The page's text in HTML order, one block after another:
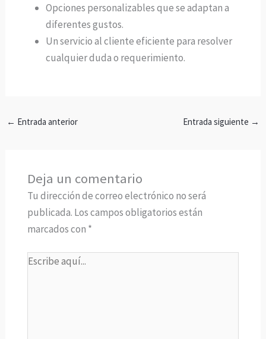
Opciones personalizables que se adaptan a
diferentes gustos.
Un servicio al cliente eficiente para resolver
cualquier duda o requerimiento.
← Entrada anterior Entrada siguiente →
Deja un comentario
Tu dirección de correo electrónico no será
publicada. Los campos obligatorios están
marcados con *
Escribe